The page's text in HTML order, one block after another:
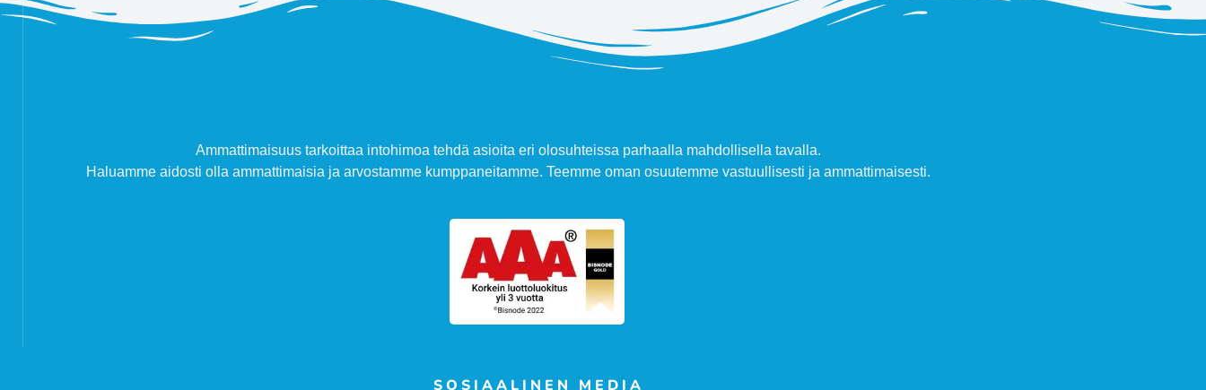
Ammattimaisuus tarkoittaa intohimoa tehdä asioita eri olosuhteissa parhaalla mahdollisella tavalla.
Haluamme aidosti olla ammattimaisia ja arvostamme kumppaneitamme. Teemme oman osuutemme vastuullisesti ja ammattimaisesti.
SOSIAALINEN MEDIA